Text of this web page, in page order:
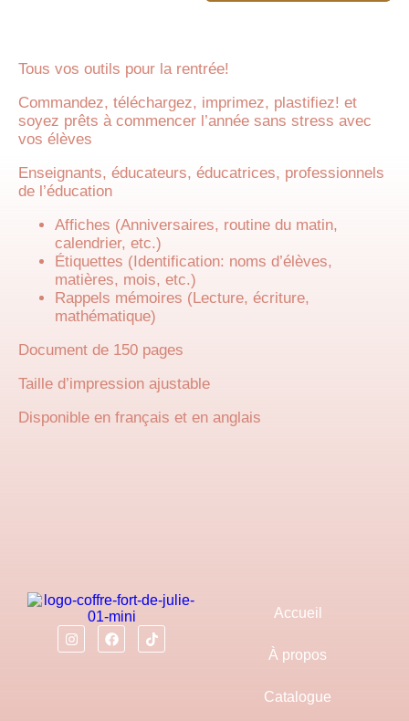
Tous vos outils pour la rentrée!
Commandez, téléchargez, imprimez, plastifiez! et
soyez prêts à commencer l’année sans stress avec
vos élèves
Enseignants, éducateurs, éducatrices, professionnels
de l’éducation
Affiches (Anniversaires, routine du matin,
calendrier, etc.)
Étiquettes (Identification: noms d’élèves,
matières, mois, etc.)
Rappels mémoires (Lecture, écriture,
mathématique)
Document de 150 pages
Taille d’impression ajustable
Disponible en français et en anglais
Accueil
À propos
Catalogue